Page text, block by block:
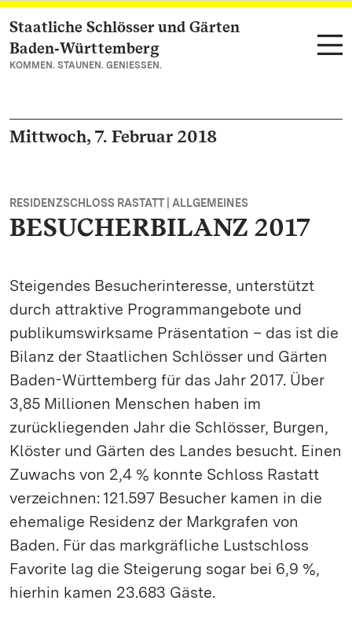
Zum Hauptinhalt springen
Staatliche Schlösser und Gärten
Baden‑Württemberg
KOMMEN. STAUNEN. GENIESSEN.
Mittwoch, 7. Februar 2018
RESIDENZSCHLOSS RASTATT | ALLGEMEINES
BESUCHERBILANZ 2017
Steigendes Besucherinteresse, unterstützt
durch attraktive Programmangebote und
publikumswirksame Präsentation – das ist die
Bilanz der Staatlichen Schlösser und Gärten
Baden-Württemberg für das Jahr 2017. Über
3,85 Millionen Menschen haben im
zurückliegenden Jahr die Schlösser, Burgen,
Klöster und Gärten des Landes besucht. Einen
Zuwachs von 2,4 % konnte Schloss Rastatt
verzeichnen: 121.597 Besucher kamen in die
ehemalige Residenz der Markgrafen von
Baden. Für das markgräfliche Lustschloss
Favorite lag die Steigerung sogar bei 6,9 %,
hierhin kamen 23.683 Gäste.